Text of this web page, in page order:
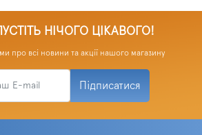
НІЧОГО ЦІКАВОГО!
про всі новини та акції нашого магазину
Підписатися